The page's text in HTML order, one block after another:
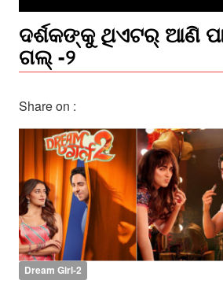
ଦର୍ଶକଙ୍କୁ ଥିଏଟର୍‌ ଆଣି
ଗଲ୍‌ -୨
Share on :
Dream Girl-2